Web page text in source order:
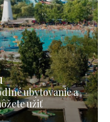
ubytovanie a
užiť